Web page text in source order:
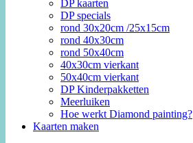
DP kaarten
DP specials
rond 30x20cm /25x15cm
rond 40x30cm
rond 50x40cm
40x30cm vierkant
50x40cm vierkant
DP Kinderpakketten
Meerluiken
Hoe werkt Diamond painting?
Kaarten maken